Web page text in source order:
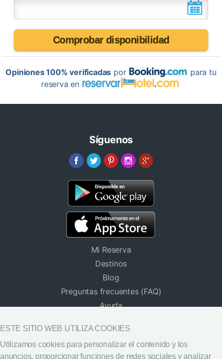
Comprobar disponibilidad
Opiniones 100% verificadas por
para tu
reserva en
Síguenos
Mi Reserva
Destinos
Blog
Preguntas frecuentes (FAQ)
Ayuda
Hoteles para Grupos
Descargar App
Widget de destinos
ESTE SITIO WEB UTILIZA COOKIES
Utilizamos cookies para personalizar el contenido y los
anuncios, proporcionar funciones de redes sociales y analizar